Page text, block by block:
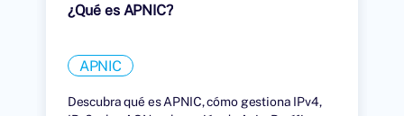
¿Qué es APNIC?
APNIC
Descubra qué es APNIC, cómo gestiona IPv4,